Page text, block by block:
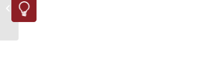
ζημιάς από ΚΑΥΣΩΝΑ
σε ΕΛΙΕΣ...